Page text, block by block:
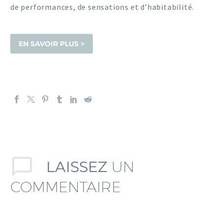
de performances, de sensations et d’habitabilité.
EN SAVOIR PLUS >
LAISSEZ UN
COMMENTAIRE